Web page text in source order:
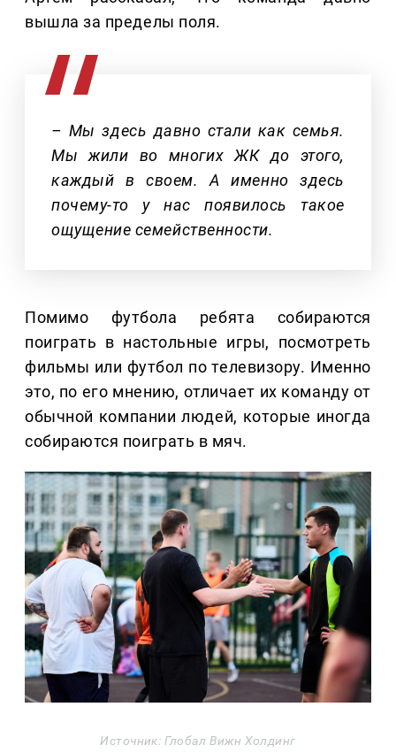
вышла за пределы поля.
– Мы здесь давно стали как семья.
Мы жили во многих ЖК до этого,
каждый в своем. А именно здесь
почему-то у нас появилось такое
ощущение семейственности.
Помимо футбола ребята собираются
поиграть в настольные игры, посмотреть
фильмы или футбол по телевизору. Именно
это, по его мнению, отличает их команду от
обычной компании людей, которые иногда
собираются поиграть в мяч.
Источник: Глобал Вижн Холдинг